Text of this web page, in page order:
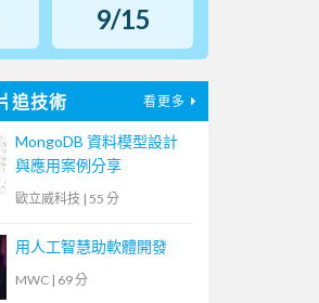
9/15
追技術 看更多
MongoDB 資料模型設計
與應用案例分享
歐立威科技 | 55 分
用人工智慧助軟體開發
MWC | 69 分